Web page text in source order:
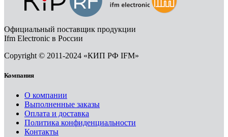
Официальный поставщик продукции
Ifm Electronic в России
Copyright © 2011-2024 «КИП РФ IFM»
Компания
О компании
Выполненные заказы
Оплата и доставка
Политика конфиденциальности
Контакты